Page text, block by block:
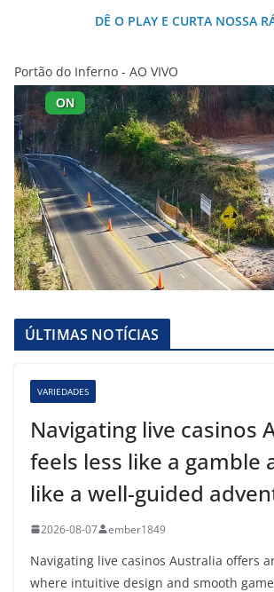
DÊ O PLAY E CURTA NOSSA
Portão do Inferno - AO VIVO
ÚLTIMAS NOTÍCIAS
VARIEDADES
Navigating live casinos
feels less like a gamble
like a well-guided
2026-08-07 ember1849
Navigating live casinos Australia offers
where intuitive design and smooth